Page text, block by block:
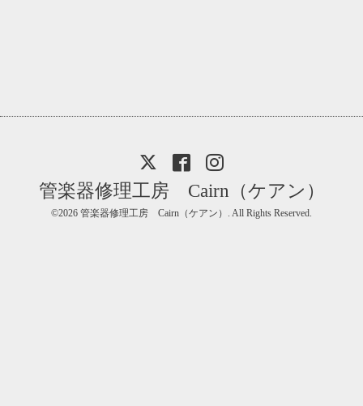
管楽器修理工房 Cairn（ケアン）
©2026 管楽器修理工房 Cairn（ケアン） . All Rights Reserved.